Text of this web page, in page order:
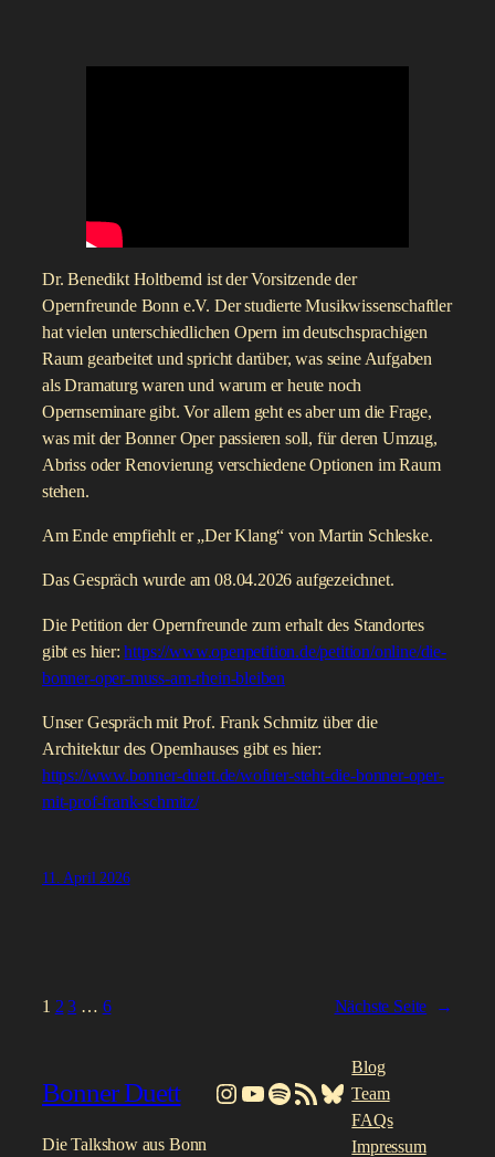
Dr. Benedikt Holtbernd ist der Vorsitzende der
Opernfreunde Bonn e.V. Der studierte Musikwissenschaftler
hat vielen unterschiedlichen Opern im deutschsprachigen
Raum gearbeitet und spricht darüber, was seine Aufgaben
als Dramaturg waren und warum er heute noch
Opernseminare gibt. Vor allem geht es aber um die Frage,
was mit der Bonner Oper passieren soll, für deren Umzug,
Abriss oder Renovierung verschiedene Optionen im Raum
stehen.
Am Ende empfiehlt er „Der Klang“ von Martin Schleske.
Das Gespräch wurde am 08.04.2026 aufgezeichnet.
Die Petition der Opernfreunde zum erhalt des Standortes
gibt es hier:https://www.openpetition.de/petition/online/die-
bonner-oper-muss-am-rhein-bleiben
Unser Gespräch mit Prof. Frank Schmitz über die
Architektur des Opernhauses gibt es hier:
https://www.bonner-duett.de/wofuer-steht-die-bonner-oper-
mit-prof-frank-schmitz/
11. April 2026
1 2 3 … 6 Nächste Seite →
Bonner Duett
Die Talkshow aus Bonn
Instagram
YouTube
Spotify
RSS-FeedBluesky
Blog
Team
FAQs
Impressum